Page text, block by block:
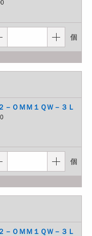
個
ＯＭＭ１ＱＷ－３Ｌ
個
ＯＭＭ１ＱＷ－３Ｌ